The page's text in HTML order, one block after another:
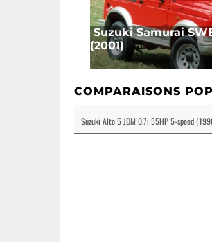
Suzuki Samurai
(2001)
COMPARAISONS
Suzuki Alto 5 JDM 0.7i 55HP 5-speed